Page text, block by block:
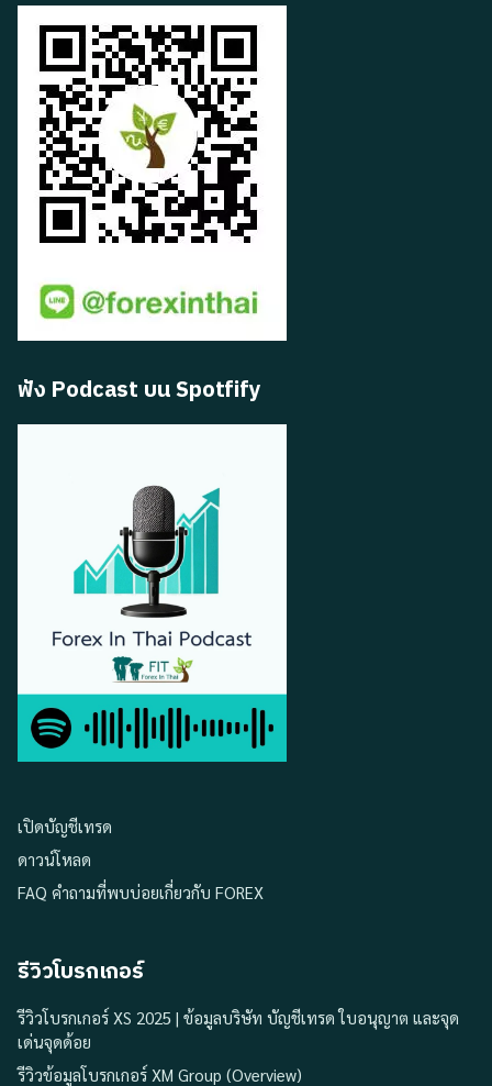
ฟัง Podcast บน Spotfify
เปิดบัญชีเทรด
ดาวน์โหลด
FAQ คำถามที่พบบ่อยเกี่ยวกับ FOREX
รีวิวโบรกเกอร์
รีวิวโบรกเกอร์ XS 2025 | ข้อมูลบริษัท บัญชีเทรด ใบอนุญาต และจุด
เด่นจุดด้อย
รีวิวข้อมูลโบรกเกอร์ XM Group (Overview)